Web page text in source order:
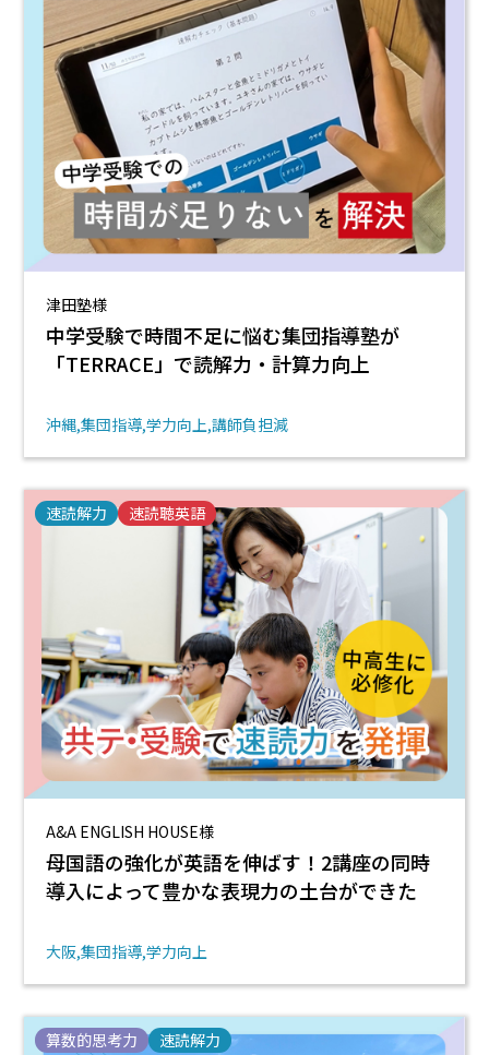
津田塾様
中学受験で時間不足に悩む集団指導塾が
「TERRACE」で読解力・計算力向上
沖縄 集団指導 学力向上 講師負担減
速読解力 速読聴英語
A&A ENGLISH HOUSE様
母国語の強化が英語を伸ばす！2講座の同時
導入によって豊かな表現力の土台ができた
大阪 集団指導 学力向上
算数的思考力 速読解力